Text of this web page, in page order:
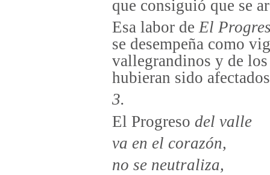
que consiguió que se
Esa labor de El
se desempeña como
vallegrandinos y de
hubieran sido
3.
El Progreso del valle
va en el corazón,
no se neutraliza,